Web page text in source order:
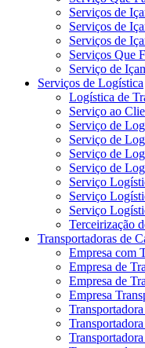
Serviços de
Serviços de
Serviços de
Serviços Que
Serviço de
Serviços de Logística
Logística de
Serviço ao
Serviço de
Serviço de
Serviço de
Serviço de
Serviço
Serviço
Serviço
Terceirização
Transportadoras de
Empresa com
Empresa de
Empresa de
Empresa